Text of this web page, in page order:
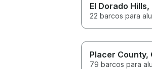
El Dorado Hills,
22 barcos para
Placer County,
79 barcos para